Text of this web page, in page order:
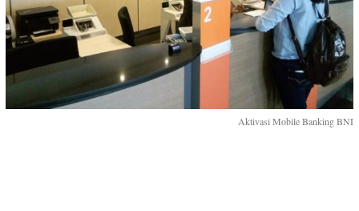
Aktivasi Mobile Banking BNI